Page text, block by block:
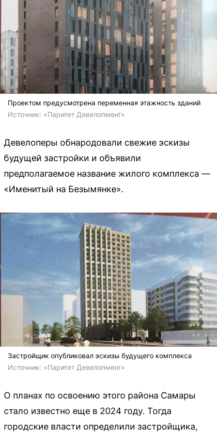
Проектом предусмотрена переменная этажность зданий
Источник: «Паритет Девелопмент»
Девелоперы обнародовали свежие эскизы
будущей застройки и объявили
предполагаемое название жилого комплекса —
«Именитый на Безымянке».
Застройщик опубликовал эскизы будущего комплекса
Источник: «Паритет Девелопмент»
О планах по освоению этого района Самары
стало известно еще в 2024 году. Тогда
городские власти определили застройщика,